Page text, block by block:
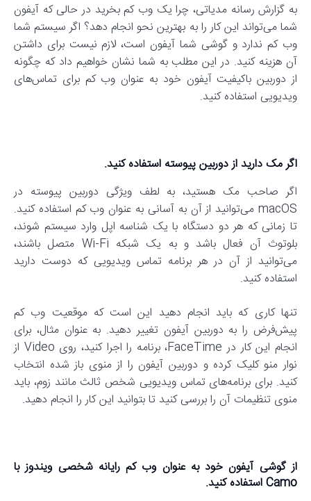
به گزارش رسانه مدیاتی، چرا یک وب کم بخرید در حالی که آیفون
شما می‌تواند این کار را به بهترین نحو انجام دهد؟ اگر سیستم شما
وب کم ندارد و گوشی شما آیفون است، لازم نیست برای داشتن
آن هزینه کنید. در این مطلب به شما نشان خواهیم داد که چگونه
از دوربین باکیفیت آیفون خود به عنوان وب کم برای تماس‌های
ویدیویی استفاده کنید.
اگر مک دارید از دوربین پیوسته استفاده کنید.
اگر صاحب مک هستید، به لطف ویژگی دوربین پیوسته در
macOS می‌توانید از آن به آسانی به عنوان وب کم استفاده کنید.
تا زمانی که هر دو دستگاه با یک شناسه اپل وارد سیستم شوند،
بلوتوث آن فعال باشد و به یک شبکه Wi-Fi متصل باشند،
می‌توانید از آن در هر برنامه تماس ویدیویی که دوست دارید
استفاده کنید.
تنها کاری که باید انجام دهید این است که موقعیت وب کم
پیش‌فرض را به دوربین آیفون تغییر دهید. به عنوان مثال، برای
انجام این کار در FaceTime، برنامه را اجرا کنید، روی Video از
نوار منو کلیک کرده و دوربین آیفون را از منوی باز شده انتخاب
کنید. برای برنامه‌های تماس ویدیویی شخص ثالث مانند زوم، باید
منوی تنظیمات آن را بررسی کنید تا بتوانید این کار را انجام دهید.
از گوشی آیفون خود به عنوان وب کم رایانه شخصی ویندوز با
Camo استفاده کنید.